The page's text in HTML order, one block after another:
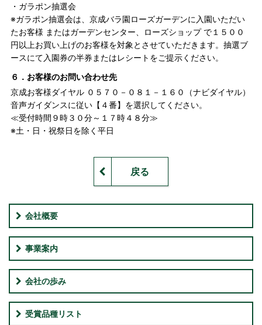
・ガラポン抽選会
※ガラポン抽選会は、京成バラ園ローズガーデンに入園いただい
たお客様 またはガーデンセンター、ローズショップ で１５００
円以上お買い上げのお客様を対象とさせていただきます。抽選ブ
ースにて入園券の半券またはレシートをご提示ください。
６．お客様のお問い合わせ先
京成お客様ダイヤル ０５７０－０８１－１６０（ナビダイヤル）
音声ガイダンスに従い【４番】を選択してください。
≪受付時間９時３０分～１７時４８分≫
※土・日・祝祭日を除く平日
戻る
会社概要
事業案内
会社の歩み
受賞品種リスト